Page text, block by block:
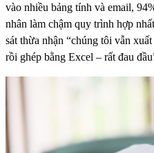
vào nhiều bảng tính và email,
nhân làm chậm quy trình hợp
sát thừa nhận “chúng tôi vẫn
rồi ghép bằng Excel – rất đau